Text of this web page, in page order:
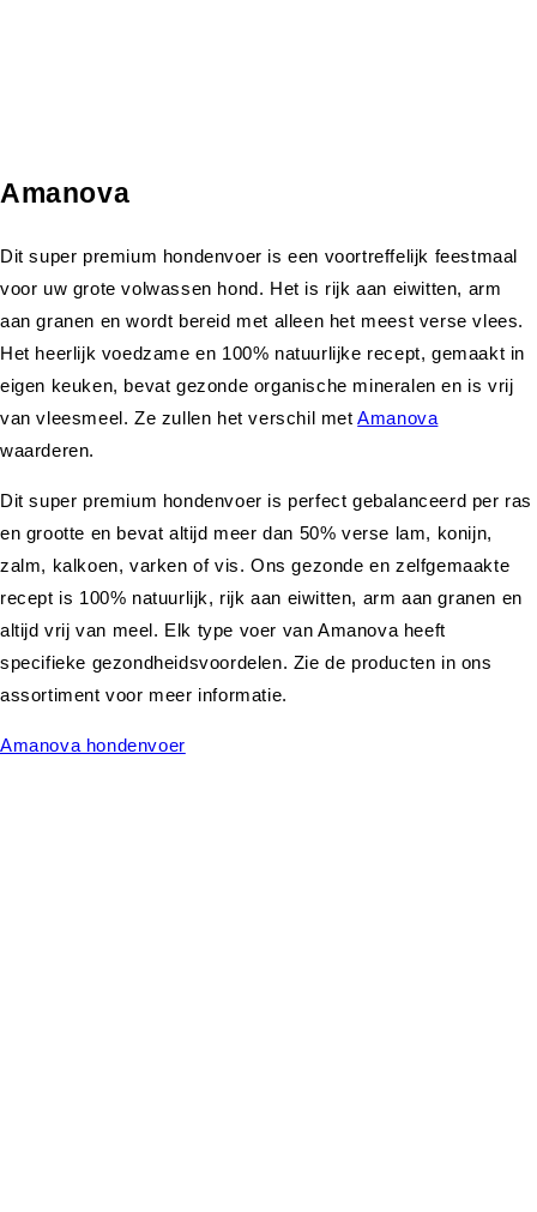
Amanova
Dit super premium hondenvoer is een voortreffelijk feestmaal
voor uw grote volwassen hond. Het is rijk aan eiwitten, arm
aan granen en wordt bereid met alleen het meest verse vlees.
Het heerlijk voedzame en 100% natuurlijke recept, gemaakt in
eigen keuken, bevat gezonde organische mineralen en is vrij
van vleesmeel. Ze zullen het verschil metAmanova
waarderen.
Dit super premium hondenvoer is perfect gebalanceerd per ras
en grootte en bevat altijd meer dan 50% verse lam, konijn,
zalm, kalkoen, varken of vis. Ons gezonde en zelfgemaakte
recept is 100% natuurlijk, rijk aan eiwitten, arm aan granen en
altijd vrij van meel. Elk type voer van Amanova heeft
specifieke gezondheidsvoordelen. Zie de producten in ons
assortiment voor meer informatie.
Amanova hondenvoer